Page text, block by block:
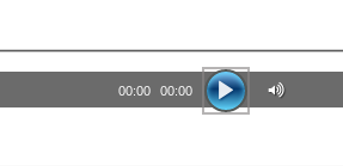
00:00 00:00